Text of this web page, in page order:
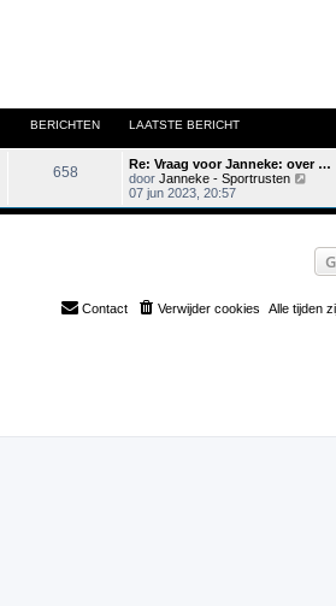
BERICHTEN LAATSTE BERICHT
658
Re: Vraag voor Janneke: over …
door Janneke - Sportrusten
k
k
a
t
h
07 jun 2023, 20:57
Alle tijden
Verwijder cookies
Contact